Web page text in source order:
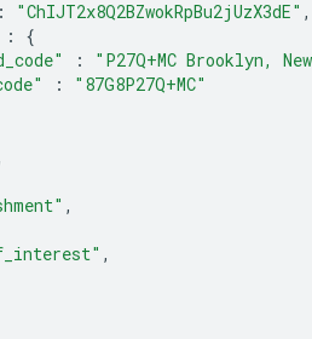
: "ChIJT2x8Q2BZwokRpBu2jUzX3dE" ,
:
{
:
"P27Q+MC Brooklyn,
:
"87G8P27Q+MC"
,
,